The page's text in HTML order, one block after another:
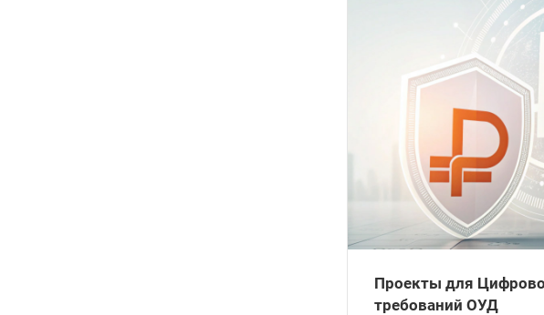
Проекты для
требований ОУД